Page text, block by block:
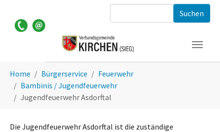
Home Bürgerservice
Feuerwehr
Bambinis / Jugendfeuerwehr
Jugendfeuerwehr Asdorftal
Die Jugendfeuerwehr Asdorftal ist die zuständige